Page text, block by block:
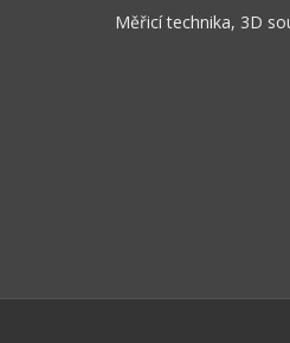
Měřicí technika, 3D